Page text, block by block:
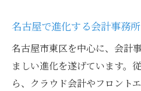
名古屋で進化する会計事務
名古屋市東区を中心に、会計
ましい進化を遂げています。
ら、クラウド会計やフロント